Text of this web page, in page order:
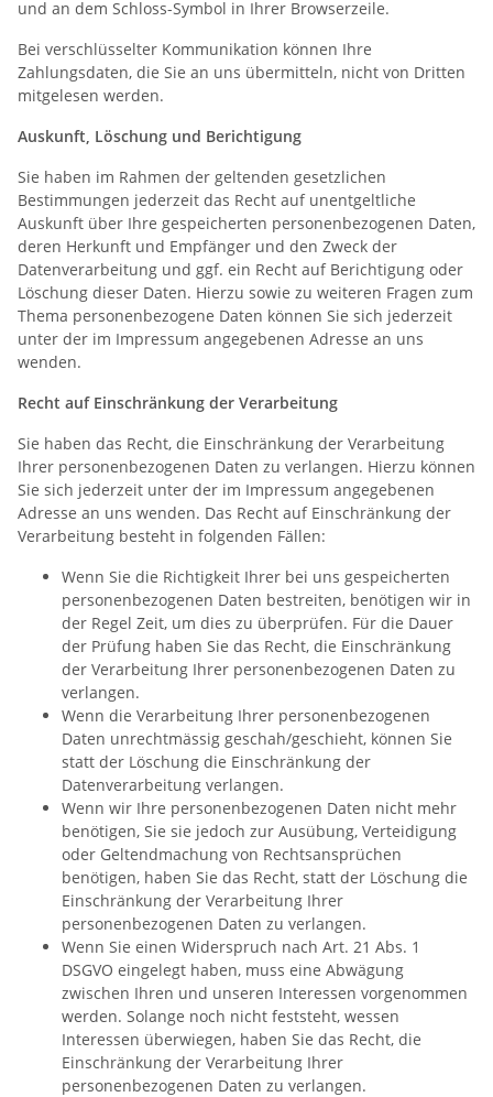
und an dem Schloss-Symbol in Ihrer Browserzeile.
Bei verschlüsselter Kommunikation können Ihre
Zahlungsdaten, die Sie an uns übermitteln, nicht von Dritten
mitgelesen werden.
Auskunft, Löschung und Berichtigung
Sie haben im Rahmen der geltenden gesetzlichen
Bestimmungen jederzeit das Recht auf unentgeltliche
Auskunft über Ihre gespeicherten personenbezogenen Daten,
deren Herkunft und Empfänger und den Zweck der
Datenverarbeitung und ggf. ein Recht auf Berichtigung oder
Löschung dieser Daten. Hierzu sowie zu weiteren Fragen zum
Thema personenbezogene Daten können Sie sich jederzeit
unter der im Impressum angegebenen Adresse an uns
wenden.
Recht auf Einschränkung der Verarbeitung
Sie haben das Recht, die Einschränkung der Verarbeitung
Ihrer personenbezogenen Daten zu verlangen. Hierzu können
Sie sich jederzeit unter der im Impressum angegebenen
Adresse an uns wenden. Das Recht auf Einschränkung der
Verarbeitung besteht in folgenden Fällen:
Wenn Sie die Richtigkeit Ihrer bei uns gespeicherten
personenbezogenen Daten bestreiten, benötigen wir in
der Regel Zeit, um dies zu überprüfen. Für die Dauer
der Prüfung haben Sie das Recht, die Einschränkung
der Verarbeitung Ihrer personenbezogenen Daten zu
verlangen.
Wenn die Verarbeitung Ihrer personenbezogenen
Daten unrechtmässig geschah/geschieht, können Sie
statt der Löschung die Einschränkung der
Datenverarbeitung verlangen.
Wenn wir Ihre personenbezogenen Daten nicht mehr
benötigen, Sie sie jedoch zur Ausübung, Verteidigung
oder Geltendmachung von Rechtsansprüchen
benötigen, haben Sie das Recht, statt der Löschung die
Einschränkung der Verarbeitung Ihrer
personenbezogenen Daten zu verlangen.
Wenn Sie einen Widerspruch nach Art. 21 Abs. 1
DSGVO eingelegt haben, muss eine Abwägung
zwischen Ihren und unseren Interessen vorgenommen
werden. Solange noch nicht feststeht, wessen
Interessen überwiegen, haben Sie das Recht, die
Einschränkung der Verarbeitung Ihrer
personenbezogenen Daten zu verlangen.